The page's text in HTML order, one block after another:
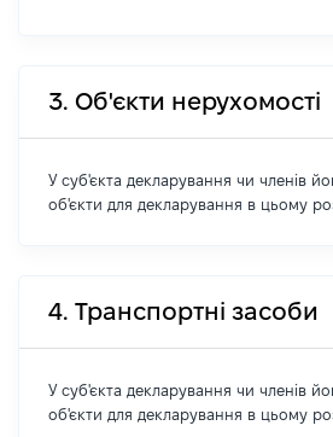
3. Об'єкти нерухомості
У суб'єкта декларування чи членів
об'єкти для декларування в цьому
4. Транспортні засоби
У суб'єкта декларування чи членів
об'єкти для декларування в цьому